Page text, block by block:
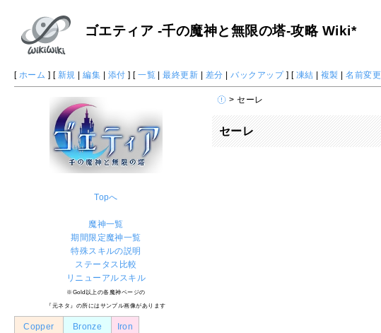
ゴエティア -千の魔神と無限の塔-攻略 Wiki*
[ ホーム ] [ 新規 |編集 | 添付 ] [一覧 |最終更新 | 差分 |バックアップ] [ 凍結 | 複製 |名前変更
> セーレ
セーレ
Topへ
魔神一覧
期間限定魔神一覧
特殊スキルの説明
ステータス比較
リニューアルスキル
※Gold以上の各魔神ページの
『元ネタ』の所にはサンプル画像があります
Copper Bronze Iron